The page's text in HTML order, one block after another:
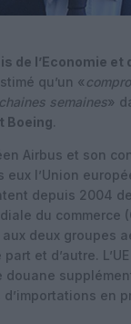
de l’Economie et
qu’un «
semaines»
Boeing.
Airbus et son
eux l’Union
depuis 2004
du commerce
deux groupes
et d’autre.
douane
en